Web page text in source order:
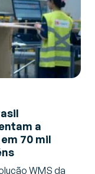
a
70 mil
WMS da